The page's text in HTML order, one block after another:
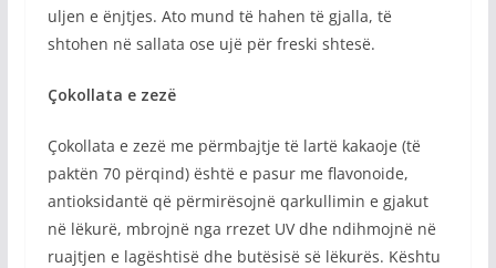
uljen e ënjtjes. Ato mund të hahen të gjalla, të
shtohen në sallata ose ujë për freski shtesë.
Çokollata e zezë
Çokollata e zezë me përmbajtje të lartë kakaoje (të
paktën 70 përqind) është e pasur me flavonoide,
antioksidantë që përmirësojnë qarkullimin e gjakut
në lëkurë, mbrojnë nga rrezet UV dhe ndihmojnë në
ruajtjen e lagështisë dhe butësisë së lëkurës. Kështu